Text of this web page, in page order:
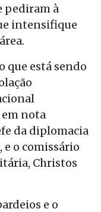
pediram à
intensifique
está sendo
nota
da diplomacia
o comissário
Christos
e o